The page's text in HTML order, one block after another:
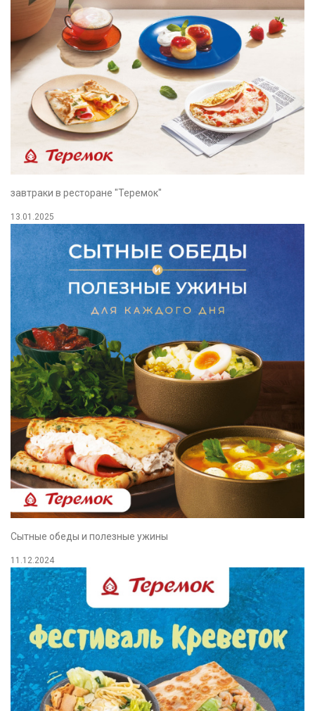
завтраки в ресторане "Теремок"
13.01.2025
Сытные обеды и полезные ужины
11.12.2024